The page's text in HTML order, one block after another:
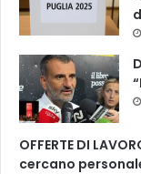
OFFERTE DI
cercano